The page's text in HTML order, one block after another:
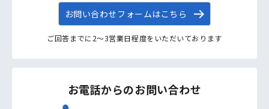
お問い合わせフォームはこちら
ご回答までに2〜3営業日程度をいただいております
お電話からのお問い合わせ